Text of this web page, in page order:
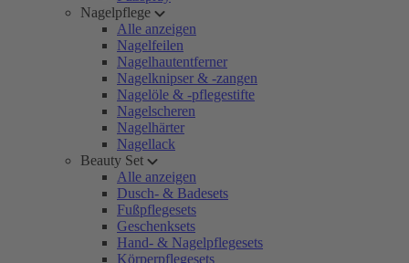
Nagelpflege
Alle anzeigen
Nagelfeilen
Nagelhautentferner
Nagelknipser & -zangen
Nagelöle & -pflegestifte
Nagelscheren
Nagelhärter
Nagellack
Beauty Set
Alle anzeigen
Dusch- & Badesets
Fußpflegesets
Geschenksets
Hand- & Nagelpflegesets
Körperpflegesets